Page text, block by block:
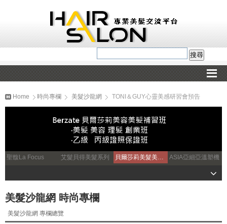
Home 時尚專欄 美髮沙龍網 TONI＆GUY心靈美感研習會預告
聖馥La Focus 艾髮貝得美髮系列 貝爾莎莉美髮美容補習 ASIA亞細亞溫塑機
美髮沙龍網 時尚專欄
美髮沙龍網 專欄總覽